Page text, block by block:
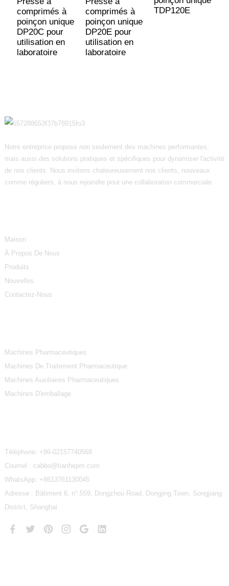
comprimés à
poinçon unique
DP20C pour
utilisation en
laboratoire
comprimés à
poinçon unique
DP20E pour
utilisation en
laboratoire
TDP120E
Notre entreprise propose non seulement des machines performantes,
mais aussi des solutions pratiques et spécifiques pour dynamiser l'activité
de nos clients. Nous invitons chaleureusement nos clients, nouveaux
comme réguliers, à nous rejoindre pour une collaboration commerciale.
Maison
À Propos De Nous
Produits
Nouvelles
Contactez-Nous
Machines Pharmaceutiques
Machines De Traitement Pharmaceutique
Machines Auxiliaires Pharmaceutiques
Machines D'emballage
Téléphone: +86-02157740568
Courriel : cabbo@tianhepm.com
WhatsApp: +8613761130045
Adresse : Bâtiment 6, n° 559, Dongzhou Road, Dongjing Town, Songjiang
District, Shanghai